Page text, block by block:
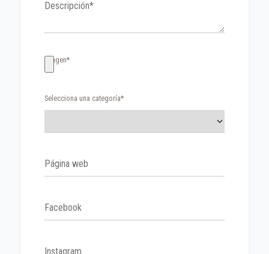
Imagen*
Selecciona una categoría*